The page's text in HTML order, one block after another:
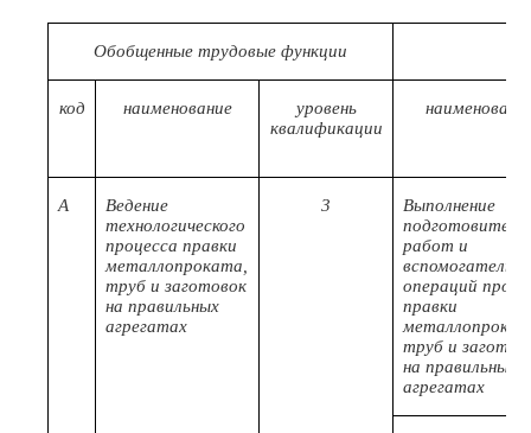
Обобщенные трудовые функции
код наименование
уровень
квалификации
А
Ведение
технологического
процесса правки
металлопроката,
труб и заготовок
на правильных
агрегатах
3
Выполнение
работ и
операций
правки
труб и
на правильных
агрегатах